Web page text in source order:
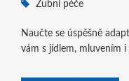
Zubní péče
Naučte se úspěšně
vám s jídlem, mluvením